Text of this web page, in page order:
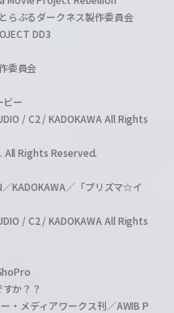
らぶるダークネス製作委員会
DD3
委員会
ー
/ C2 / KADOKAWA All Rights
All Rights Reserved.
KADOKAWA／「プリズマ☆イ
/ C2 / KADOKAWA All Rights
か？？
・メディアワークス刊／AWIB P